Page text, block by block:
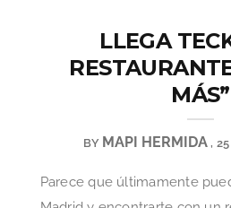
LLEGA
MÁS”
BY MAPI HERMIDA
Parece que últimamente